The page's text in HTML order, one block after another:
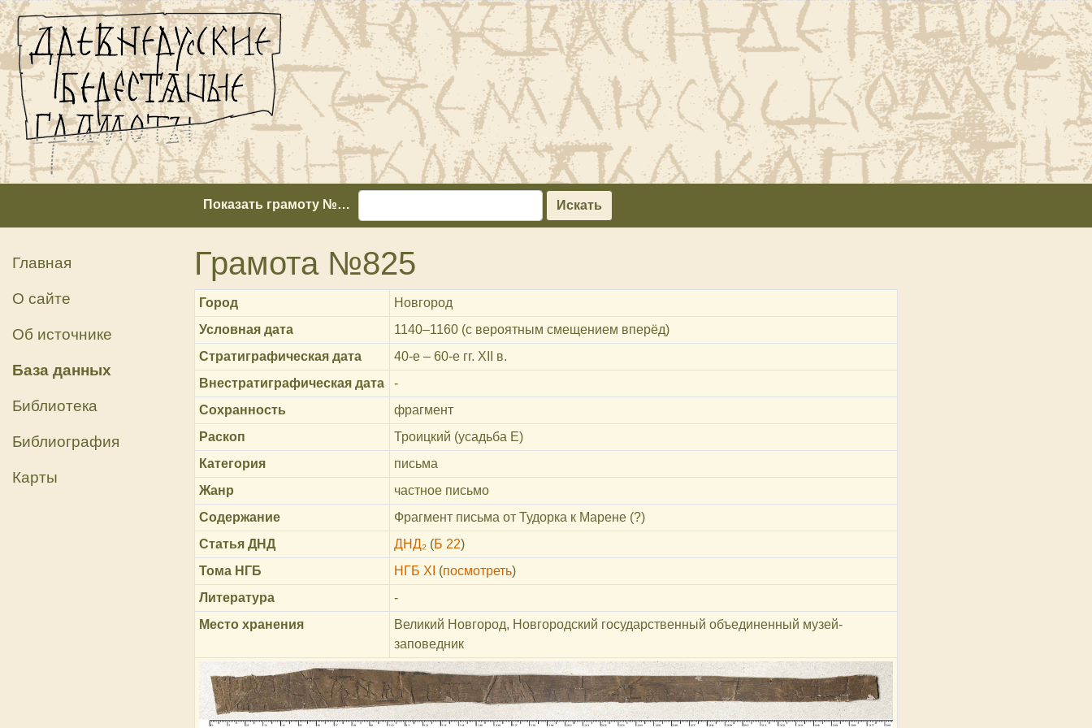
Показать грамоту №… Искать
Главная
О сайте
Об источнике
База данных
Библиотека
Библиография
Карты
Грамота №825
Город
Новгород
Условная дата
1140‒1160 (с вероятным смещением вперёд)
Стратиграфическая дата
40-е – 60-е гг. XII в.
Внестратиграфическая дата
-
Сохранность
фрагмент
Раскоп
Троицкий (усадьба Е)
Категория
письма
Жанр
частное письмо
Содержание
Фрагмент письма от Тудорка к Марене (?)
Статья ДНД
ДНД₂(Б 22)
Тома НГБ
НГБ XI (посмотреть)
Литература
-
Место хранения
Великий Новгород, Новгородский государственный объединенный музей-
заповедник